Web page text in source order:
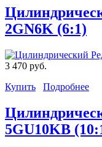
2GN6K (6:1)
3 470 руб.
Купить
Подробнее
5GU10KB